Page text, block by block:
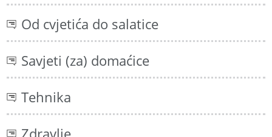
Od cvjetića do salatice
Savjeti (za) domaćice
Tehnika